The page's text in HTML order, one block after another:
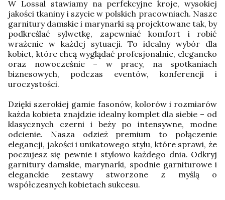
W Lossal stawiamy na perfekcyjne kroje, wysokiej
jakości tkaniny i szycie w polskich pracowniach. Nasze
garnitury damskie i marynarki są projektowane tak, by
podkreślać sylwetkę, zapewniać komfort i robić
wrażenie w każdej sytuacji. To idealny wybór dla
kobiet, które chcą wyglądać profesjonalnie, elegancko
oraz nowocześnie – w pracy, na spotkaniach
biznesowych, podczas eventów, konferencji i
uroczystości.
Dzięki szerokiej gamie fasonów, kolorów i rozmiarów
każda kobieta znajdzie idealny komplet dla siebie – od
klasycznych czerni i beży po intensywne, modne
odcienie. Nasza odzież premium to połączenie
elegancji, jakości i unikatowego stylu, które sprawi, że
poczujesz się pewnie i stylowo każdego dnia. Odkryj
garnitury damskie, marynarki, spodnie garniturowe i
eleganckie zestawy stworzone z myślą o
współczesnych kobietach sukcesu.